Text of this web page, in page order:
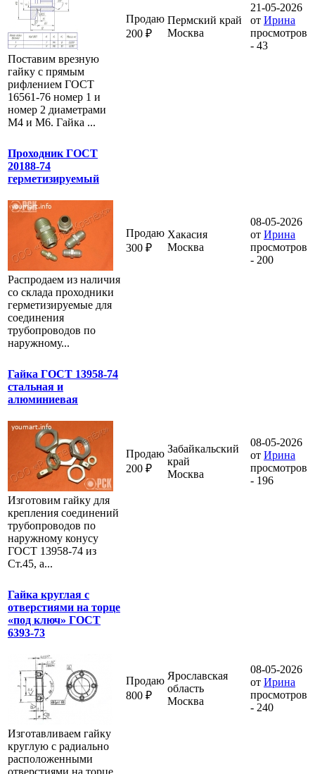
Поставим врезную
гайку с прямым
рифлением ГОСТ
16561-76 номер 1 и
номер 2 диаметрами
М4 и М6. Гайка ...
Продаю
200 ₽
Пермский край
Москва
21-05-2026
от Ирина
просмотров
- 43
Проходник ГОСТ
20188-74
герметизируемый
Распродаем из наличия
со склада проходники
герметизируемые для
соединения
трубопроводов по
наружному...
Продаю
300 ₽
Хакасия
Москва
08-05-2026
от Ирина
просмотров
- 200
Гайка ГОСТ 13958-74
стальная и
алюминиевая
Изготовим гайку для
крепления соединений
трубопроводов по
наружному конусу
ГОСТ 13958-74 из
Ст.45, а...
Продаю
200 ₽
Забайкальский
край
Москва
08-05-2026
от Ирина
просмотров
- 196
Гайка круглая с
отверстиями на торце
«под ключ» ГОСТ
6393-73
Изготавливаем гайку
круглую с радиально
расположенными
Продаю
800 ₽
Ярославская
область
Москва
08-05-2026
от Ирина
просмотров
- 240